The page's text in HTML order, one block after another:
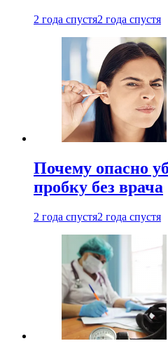
2 года спустя2 года спустя
Почему опасно
пробку без врача
2 года спустя2 года спустя